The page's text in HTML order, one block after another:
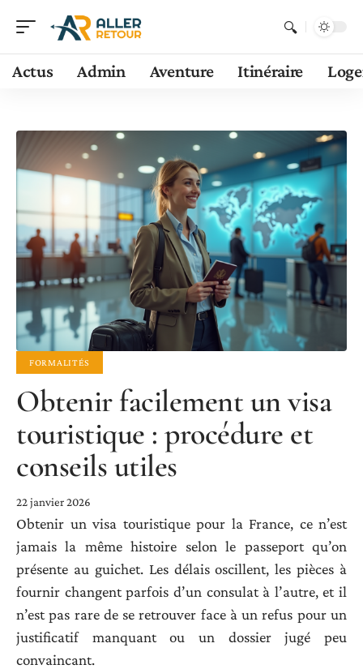
Actus Admin Aventure Itinéraire
FORMALITÉS
Obtenir facilement un visa
touristique : procédure et
conseils utiles
22 janvier 2026
Obtenir un visa touristique pour la France, ce n’est
jamais la même histoire selon le passeport qu’on
présente au guichet. Les délais oscillent, les pièces à
fournir changent parfois d’un consulat à l’autre, et il
n’est pas rare de se retrouver face à un refus pour un
justificatif manquant ou un dossier jugé peu
convaincant.